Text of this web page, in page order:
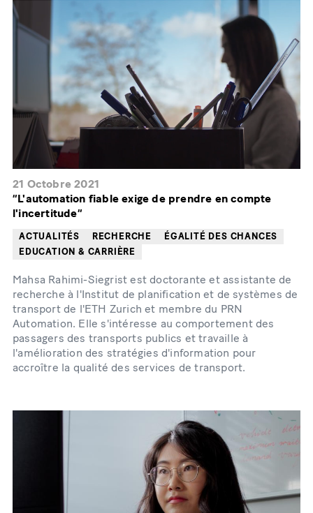
21 Octobre 2021
“L'automation fiable exige de prendre en compte
l'incertitude”
ACTUALITÉS RECHERCHE
ÉGALITÉ DES CHANCES
EDUCATION & CARRIÈRE
Mahsa Rahimi-Siegrist est doctorante et assistante de
recherche à l'Institut de planification et de systèmes de
transport de l'ETH Zurich et membre du PRN
Automation. Elle s'intéresse au comportement des
passagers des transports publics et travaille à
l'amélioration des stratégies d'information pour
accroître la qualité des services de transport.